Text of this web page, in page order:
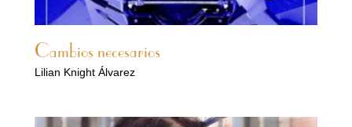
Cambios necesarios
Lilian Knight Álvarez